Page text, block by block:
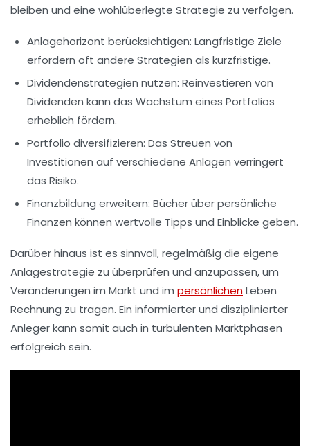
bleiben und eine wohlüberlegte Strategie zu verfolgen.
Anlagehorizont berücksichtigen: Langfristige Ziele
erfordern oft andere Strategien als kurzfristige.
Dividendenstrategien nutzen: Reinvestieren von
Dividenden kann das Wachstum eines Portfolios
erheblich fördern.
Portfolio diversifizieren: Das Streuen von
Investitionen auf verschiedene Anlagen verringert
das Risiko.
Finanzbildung erweitern: Bücher über persönliche
Finanzen können wertvolle Tipps und Einblicke geben.
Darüber hinaus ist es sinnvoll, regelmäßig die eigene
Anlagestrategie zu überprüfen und anzupassen, um
Veränderungen im Markt und im persönlichenLeben
Rechnung zu tragen. Ein informierter und disziplinierter
Anleger kann somit auch in turbulenten Marktphasen
erfolgreich sein.